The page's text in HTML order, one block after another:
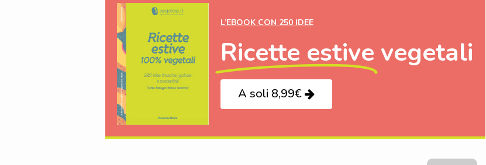
L’EBOOK CON 250 IDEE
Ricette estive vegetali
A soli 8,99€